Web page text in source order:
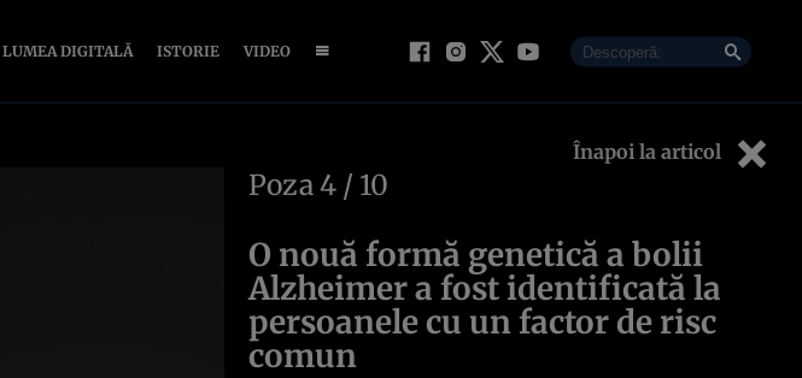
LUMEA DIGITALĂ ISTORIE VIDEO
Înapoi la articol
Poza4 / 10
O nouă formă genetică a bolii
Alzheimer a fost identificată la
persoanele cu un factor de risc
comun